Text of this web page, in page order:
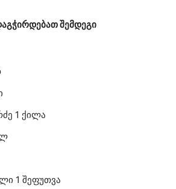
შემდეგი
1 ქილა
ლ
1 შეფუთვა